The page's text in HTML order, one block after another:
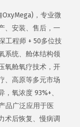
，专业微
、安装、售后，一
工程师 + 50多位技
系统、舱体结构领
氧舱氧疗技术，开
、高原等多元市场
氧浓度 93%+、
品广泛应用于医
术后恢复、慢病调